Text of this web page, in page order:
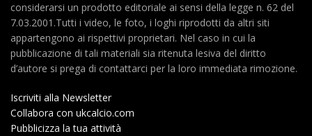
considerarsi un prodotto editoriale ai sensi della legge n. 62 del
7.03.2001.Tutti i video, le foto, i loghi riprodotti da altri siti
appartengono ai rispettivi proprietari. Nel caso in cui la
pubblicazione di tali materiali sia ritenuta lesiva del diritto
d’autore si prega di contattarci per la loro immediata rimozione.
Iscriviti alla Newsletter
Collabora con ukcalcio.com
Pubblicizza la tua attività